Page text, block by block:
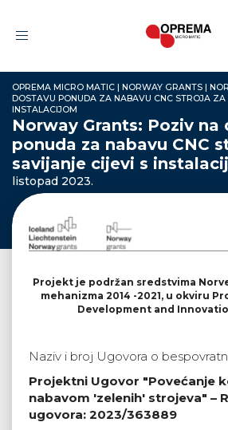
Toggle
OPREMA MICRO MATIC | NORWAY GRANTS |
DOSTAVU PONUDA ZA NABAVU CNC STROJA ZA
INSTALACIJOM
Norway Grants: Poziv na
ponuda za nabavu CNC
savijanje cijevi s
listopad 2023.
Projekt je podržan sredstvima
mehanizma 2014 -2021, u okviru
Development and
Naziv i broj Ugovora o
Projektni Ugovor "Povećanje
nabavom 'zelenih' strojeva" –
ugovora: 2023/363889